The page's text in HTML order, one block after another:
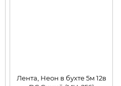
Лента, Неон в бухте 5м 12в